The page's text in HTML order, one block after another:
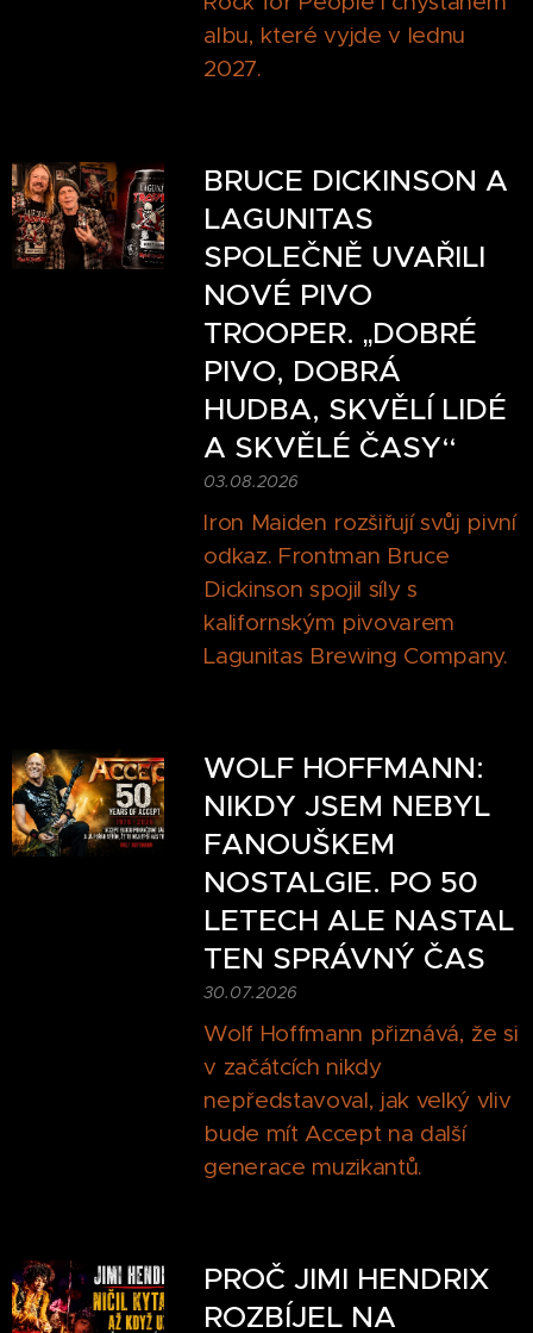
albu, které vyjde v lednu
2027.
BRUCE DICKINSON A
LAGUNITAS
SPOLEČNĚ UVAŘILI
NOVÉ PIVO
TROOPER. „DOBRÉ
PIVO, DOBRÁ
HUDBA, SKVĚLÍ LIDÉ
A SKVĚLÉ ČASY“
03.08.2026
Iron Maiden rozšiřují svůj pivní
odkaz. Frontman Bruce
Dickinson spojil síly s
kalifornským pivovarem
Lagunitas Brewing Company.
WOLF HOFFMANN:
NIKDY JSEM NEBYL
FANOUŠKEM
NOSTALGIE. PO 50
LETECH ALE NASTAL
TEN SPRÁVNÝ ČAS
30.07.2026
Wolf Hoffmann přiznává, že si
v začátcích nikdy
nepředstavoval, jak velký vliv
bude mít Accept na další
generace muzikantů.
PROČ JIMI HENDRIX
ROZBÍJEL NA